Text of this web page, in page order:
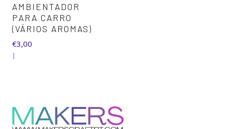
AMBIENTADOR
PARA CARRO
(VÁRIOS AROMAS)
€3,00
|